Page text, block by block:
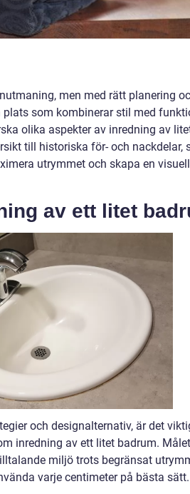
men med rätt planering
som kombinerar stil med
olika aspekter av inredning av
till historiska för- och nackdelar,
utrymmet och skapa en
av ett litet
och designalternativ, är det
inredning av ett litet badrum.
miljö trots begränsat
varje centimeter på bästa sätt.